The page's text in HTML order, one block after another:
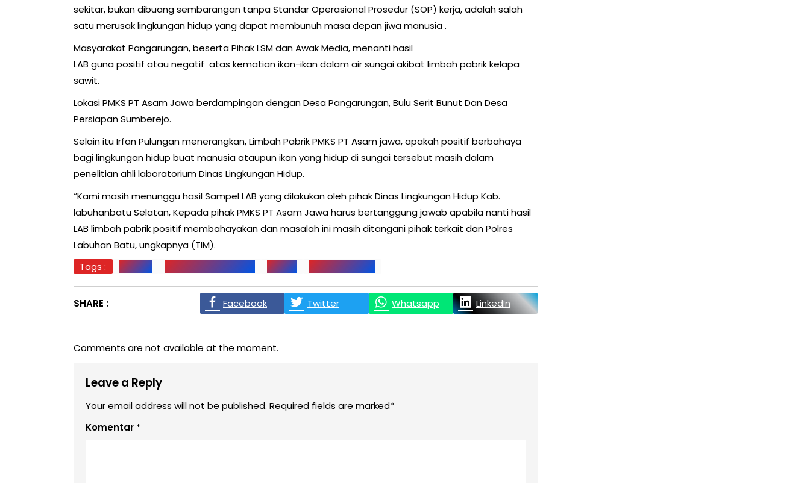
sekitar, bukan dibuang sembarangan tanpa Standar Operasional Prosedur (SOP) kerja, adalah salah
satu merusak lingkungan hidup yang dapat membunuh masa depan jiwa manusia .
Masyarakat Pangarungan, beserta Pihak LSM dan Awak Media, menanti hasil
LAB guna positif atau negatif atas kematian ikan-ikan dalam air sungai akibat limbah pabrik kelapa
sawit.
Lokasi PMKS PT Asam Jawa berdampingan dengan Desa Pangarungan, Bulu Serit Bunut Dan Desa
Persiapan Sumberejo.
Selain itu Irfan Pulungan menerangkan, Limbah Pabrik PMKS PT Asam jawa, apakah positif berbahaya
bagi lingkungan hidup buat manusia ataupun ikan yang hidup di sungai tersebut masih dalam
penelitian ahli laboratorium Dinas Lingkungan Hidup.
“Kami masih menunggu hasil Sampel LAB yang dilakukan oleh pihak Dinas Lingkungan Hidup Kab.
labuhanbatu Selatan, Kepada pihak PMKS PT Asam Jawa harus bertanggung jawab apabila nanti hasil
LAB limbah pabrik positif membahayakan dan masalah ini masih ditangani pihak terkait dan Polres
Labuhan Batu, ungkapnya (TIM).
Tags :
Labusel PIRNAS
SHARE : Facebook Twitter Whatsapp LinkedIn
Comments are not available at the moment.
Leave a Reply
Your email address will not be published. Required fields are marked*
Komentar *